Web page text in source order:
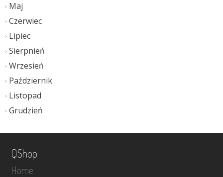
Maj
Czerwiec
Lipiec
Sierpnień
Wrzesień
Październik
Listopad
Grudzień
QShop
Home